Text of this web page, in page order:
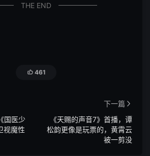
THE END
 461
国医少
视魔性
下一篇 
《天赐的声音7》首播，谭
松韵更像是玩票的，黄霄云
被一剪没